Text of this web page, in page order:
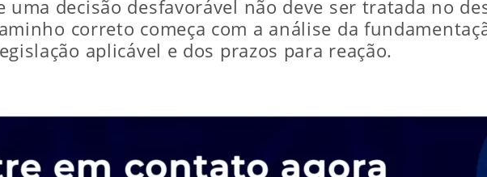
uma decisão desfavorável não deve ser tratada no
correto começa com a análise da
aplicável e dos prazos para reação.